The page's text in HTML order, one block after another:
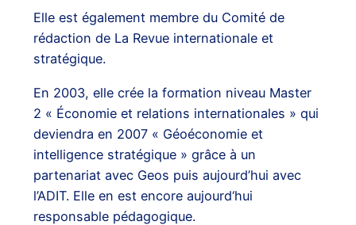
Elle est également membre du Comité de
rédaction de La Revue internationale et
stratégique.
En 2003, elle crée la formation niveau Master
2 « Économie et relations internationales » qui
deviendra en 2007 « Géoéconomie et
intelligence stratégique » grâce à un
partenariat avec Geos puis aujourd’hui avec
l’ADIT. Elle en est encore aujourd‘hui
responsable pédagogique.